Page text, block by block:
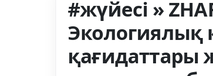
#жүйесі »
Экологиялық
қағидаттары